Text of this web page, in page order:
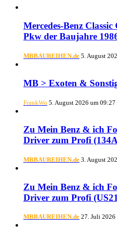
Mercedes-Benz
Pkw der Baujahre
MBBAUREIHEN.de 5. August
MB > Exoten &
FrankWo 5. August 2026 um 09:27
Zu Mein Benz & ich
Driver zum Profi
MBBAUREIHEN.de 3. August
Zu Mein Benz & ich
Driver zum Profi
MBBAUREIHEN.de 27. Juli 2026